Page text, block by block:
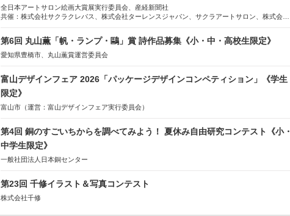
全日本アートサロン絵画大賞展実行委員会、産経新聞社
共催：株式会社サクラクレパス、株式会社ターレンスジャパン、サクラアートサロン、株式会社
第6回 丸山薫「帆・ランプ・鷗」賞 詩作品募集《小・中・高校生限定》
愛知県豊橋市、丸山薫賞運営委員会
富山デザインフェア 2026「パッケージデザインコンペティション」《学生
限定》
富山市（運営：富山デザインフェア実行委員会）
第4回 銅のすごいちからを調べてみよう！ 夏休み自由研究コンテスト《小・
中学生限定》
一般社団法人日本銅センター
第23回 千修イラスト＆写真コンテスト
株式会社千修